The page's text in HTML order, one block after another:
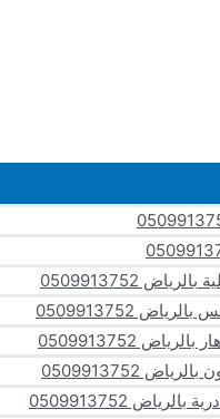
0509913752
0509913752
0509913752
0509913752
0509913752